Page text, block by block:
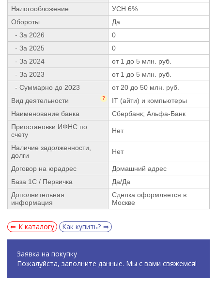
Налогообложение
УСН 6%
Обороты
Да
- За 2026
0
- За 2025
0
- За 2024
от 1 до 5 млн. руб.
- За 2023
от 1 до 5 млн. руб.
- Суммарно до 2023
от 20 до 50 млн. руб.
Вид деятельности
?
IT (айти) и компьютеры
Наименование банка
Сбербанк; Альфа-Банк
Приостановки ИФНС по
счету
Нет
Наличие задолженности,
долги
Нет
Договор на юрадрес
Домашний адрес
База 1С / Первичка
Да/Да
Дополнительная
информация
Сделка оформляется в
Москве
К каталогу Как купить?
Заявка на покупку
Пожалуйста, заполните данные. Мы с вами свяжемся!